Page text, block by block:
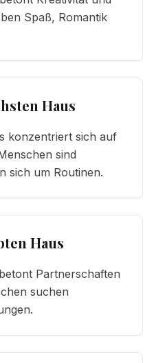
Spaß, Romantik
Haus
konzentriert sich auf
sind
sich um Routinen.
Haus
Partnerschaften
suchen